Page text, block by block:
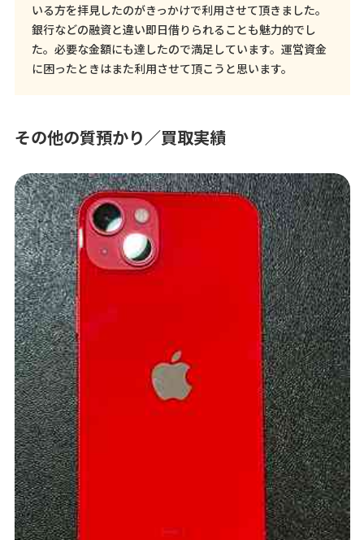
いる方を拝見したのがきっかけで利用させて頂きました。
銀行などの融資と違い即日借りられることも魅力的でし
た。必要な金額にも達したので満足しています。運営資金
に困ったときはまた利用させて頂こうと思います。
その他の質預かり／買取実績